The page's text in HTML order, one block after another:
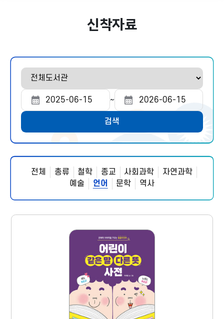
신착자료
선
택
회
시
~
회
종
검색
전체 총류 철학 종교 사회과학
자연과학
예술
언어 문학 역사